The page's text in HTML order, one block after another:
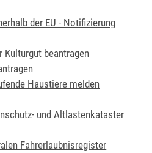
der EU - Notifizierung
Kulturgut beantragen
Haustiere melden
und Altlastenkataster
Fahrerlaubnisregister